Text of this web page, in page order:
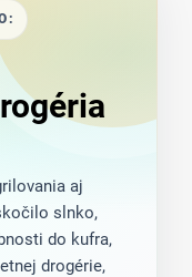
aj
slnko,
do kufra,
drogérie,